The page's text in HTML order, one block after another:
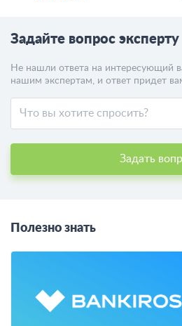
Задайте вопрос эксперту
Не нашли ответа на интересующий
нашим экспертам, и ответ придет
Задать
Полезно знать